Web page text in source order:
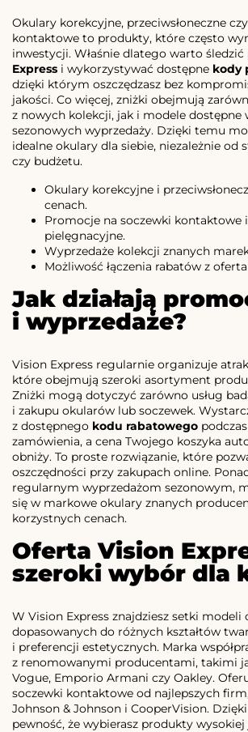
Okulary korekcyjne, przeciwsłoneczne
kontaktowe to produkty, które często
inwestycji. Właśnie dlatego warto śledzić
Express i wykorzystywać dostępne kody
dzięki którym oszczędzasz bez
jakości. Co więcej, zniżki obejmują
z nowych kolekcji, jak i modele dostępne
sezonowych wyprzedaży. Dzięki temu
idealne okulary dla siebie, niezależnie od
czy budżetu.
Okulary korekcyjne i
cenach.
Promocje na soczewki kontaktowe i
pielęgnacyjne.
Wyprzedaże kolekcji znanych
Możliwość łączenia rabatów z
Jak działają
i wyprzedaże?
Vision Express regularnie organizuje
które obejmują szeroki asortyment
Zniżki mogą dotyczyć zarówno usług
i zakupu okularów lub soczewek.
z dostępnego kodu rabatowego
zamówienia, a cena Twojego koszyka
obniży. To proste rozwiązanie, które
oszczędności przy zakupach online.
regularnym wyprzedażom sezonowym,
się w markowe okulary znanych
korzystnych cenach.
Oferta Vision
szeroki wybór dla
W Vision Express znajdziesz setki modeli
dopasowanych do różnych kształtów
i preferencji estetycznych. Marka
z renomowanymi producentami, takimi
Vogue, Emporio Armani czy Oakley.
soczewki kontaktowe od najlepszych
Johnson & Johnson i CooperVision.
pewność, że wybierasz produkty